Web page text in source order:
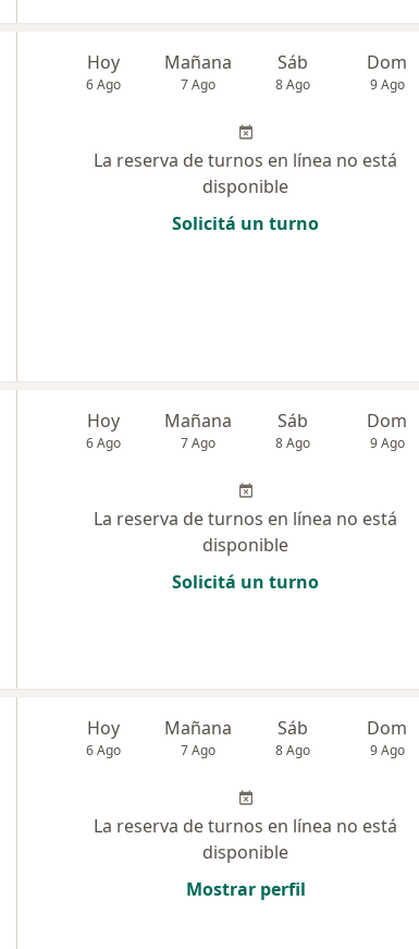
Hoy
6 Ago
Mañana
7 Ago
Sáb
8 Ago
Dom
9 Ago
La reserva de turnos en línea no está
disponible
Solicitá un turno
Hoy
6 Ago
Mañana
7 Ago
Sáb
8 Ago
Dom
9 Ago
La reserva de turnos en línea no está
disponible
Solicitá un turno
Hoy
6 Ago
Mañana
7 Ago
Sáb
8 Ago
Dom
9 Ago
La reserva de turnos en línea no está
disponible
Mostrar perfil